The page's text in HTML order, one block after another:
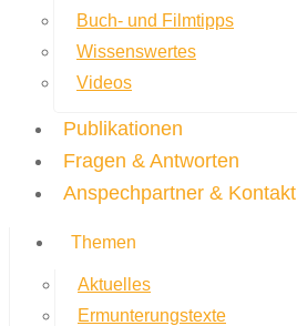
Buch- und Filmtipps
Wissenswertes
Videos
Publikationen
Fragen & Antworten
Anspechpartner & Kontakt
Themen
Aktuelles
Ermunterungstexte